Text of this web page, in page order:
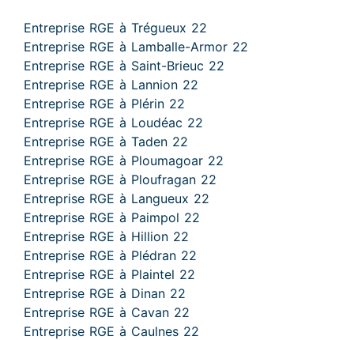
Entreprise RGE à Trégueux 22
Entreprise RGE à Lamballe-Armor 22
Entreprise RGE à Saint-Brieuc 22
Entreprise RGE à Lannion 22
Entreprise RGE à Plérin 22
Entreprise RGE à Loudéac 22
Entreprise RGE à Taden 22
Entreprise RGE à Ploumagoar 22
Entreprise RGE à Ploufragan 22
Entreprise RGE à Langueux 22
Entreprise RGE à Paimpol 22
Entreprise RGE à Hillion 22
Entreprise RGE à Plédran 22
Entreprise RGE à Plaintel 22
Entreprise RGE à Dinan 22
Entreprise RGE à Cavan 22
Entreprise RGE à Caulnes 22